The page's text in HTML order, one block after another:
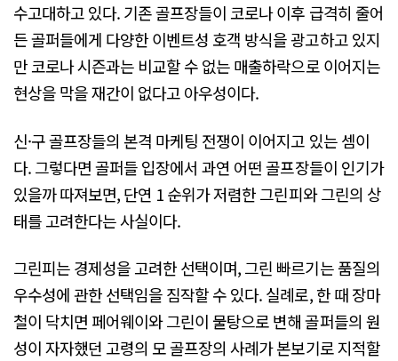
수고대하고 있다. 기존 골프장들이 코로나 이후 급격히 줄어
든 골퍼들에게 다양한 이벤트성 호객 방식을 광고하고 있지
만 코로나 시즌과는 비교할 수 없는 매출하락으로 이어지는
현상을 막을 재간이 없다고 아우성이다.
신·구 골프장들의 본격 마케팅 전쟁이 이어지고 있는 셈이
다. 그렇다면 골퍼들 입장에서 과연 어떤 골프장들이 인기가
있을까 따져보면, 단연 1 순위가 저렴한 그린피와 그린의 상
태를 고려한다는 사실이다.
그린피는 경제성을 고려한 선택이며, 그린 빠르기는 품질의
우수성에 관한 선택임을 짐작할 수 있다. 실례로, 한 때 장마
철이 닥치면 페어웨이와 그린이 물탕으로 변해 골퍼들의 원
성이 자자했던 고령의 모 골프장의 사례가 본보기로 지적할